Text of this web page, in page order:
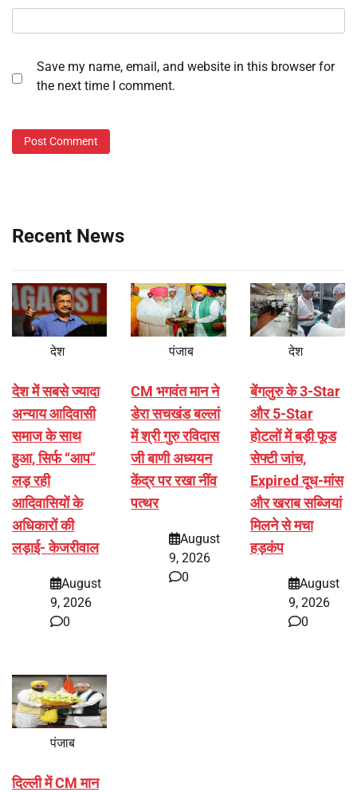
Save my name, email, and website in this browser for
the next time I comment.
Recent News
देश
देश में सबसे ज्यादा
अन्याय आदिवासी
समाज के साथ
हुआ, सिर्फ ‘‘आप’’
लड़ रही
आदिवासियों के
अधिकारों की
लड़ाई- केजरीवाल
August
9, 2026
0
पंजाब
CM भगवंत मान ने
डेरा सचखंड बल्लां
में श्री गुरु रविदास
जी बाणी अध्ययन
केंद्र पर रखा नींव
पत्थर
August
9, 2026
0
देश
बेंगलुरु के 3-Star
और 5-Star
होटलों में बड़ी फूड
सेफ्टी जांच,
Expired दूध-मांस
और खराब सब्जियां
मिलने से मचा
हड़कंप
August
9, 2026
0
पंजाब
दिल्ली में CM मान